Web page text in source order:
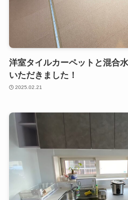
洋室タイルカーペットと混合
いただきました！
2025.02.21